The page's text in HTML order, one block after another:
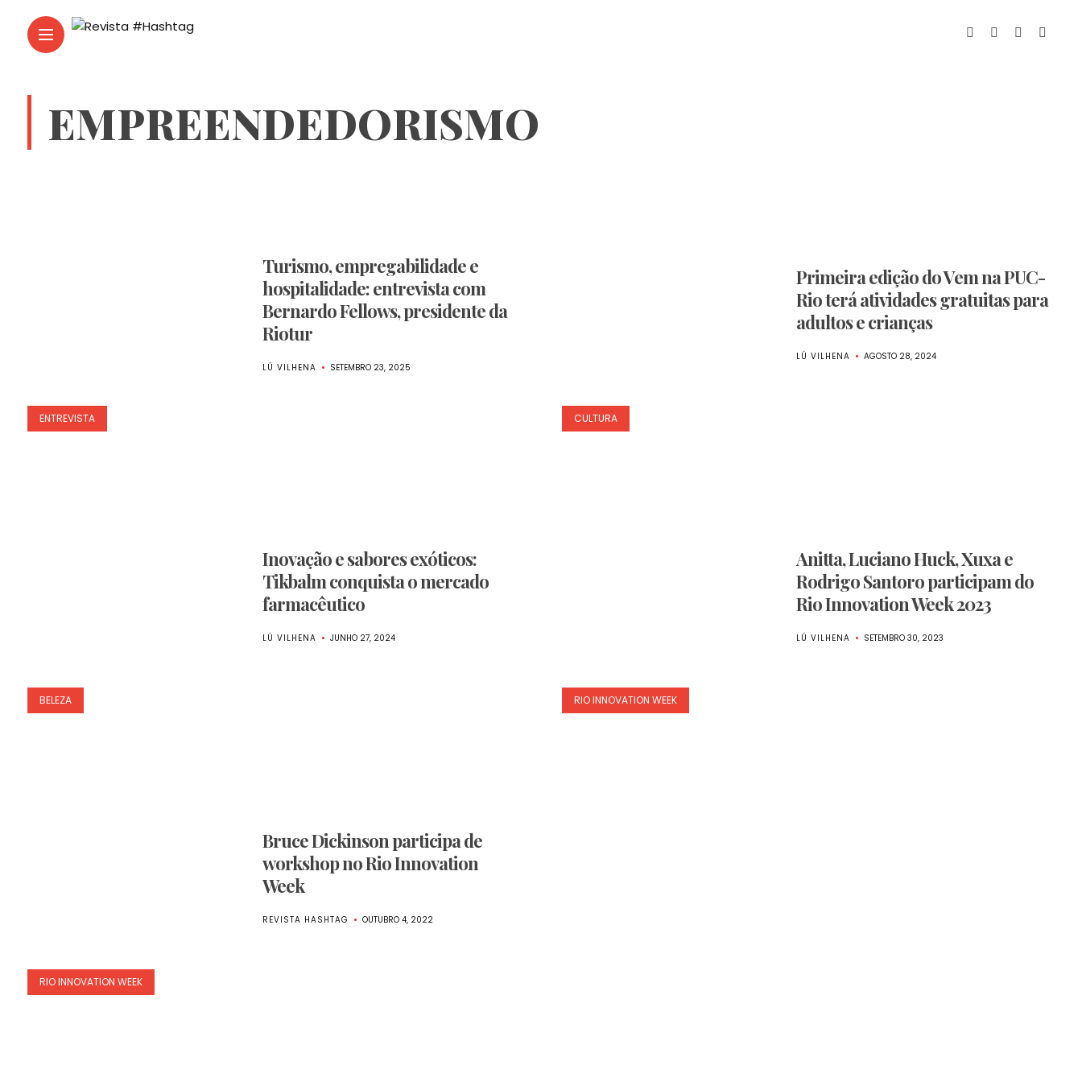
EMPREENDEDORISMO
ENTREVISTA
Turismo, empregabilidade e
hospitalidade: entrevista com
Bernardo Fellows, presidente da
Riotur
LÚ VILHENA SETEMBRO 23, 2025
CULTURA
Primeira edição do Vem na PUC-
Rio terá atividades gratuitas para
adultos e crianças
LÚ VILHENA AGOSTO 28, 2024
BELEZA
Inovação e sabores exóticos:
Tikbalm conquista o mercado
farmacêutico
LÚ VILHENA JUNHO 27, 2024
RIO INNOVATION WEEK
Anitta, Luciano Huck, Xuxa e
Rodrigo Santoro participam do
Rio Innovation Week 2023
LÚ VILHENA SETEMBRO 30, 2023
RIO INNOVATION WEEK
Bruce Dickinson participa de
workshop no Rio Innovation
Week
REVISTA HASHTAG OUTUBRO 4, 2022